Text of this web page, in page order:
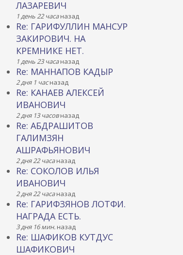
ЛАЗАРЕВИЧ
1 день 22 часаназад
Re: ГАРИФУЛЛИН МАНСУР
ЗАКИРОВИЧ. НА
КРЕМНИКЕ НЕТ.
1 день 23 часаназад
Re: МАННАПОВ КАДЫР
2 дня 1 часназад
Re: КАНАЕВ АЛЕКСЕЙ
ИВАНОВИЧ
2 дня 13 часовназад
Re: АБДРАШИТОВ
ГАЛИМЗЯН
АШРАФЬЯНОВИЧ
2 дня 22 часаназад
Re: СОКОЛОВ ИЛЬЯ
ИВАНОВИЧ
2 дня 22 часаназад
Re: ГАРИФЗЯНОВ ЛОТФИ.
НАГРАДА ЕСТЬ.
3 дня 16 мин.назад
Re: ШАФИКОВ КУТДУС
ШАФИКОВИЧ